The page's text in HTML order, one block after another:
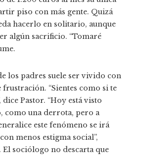
piso con más gente. Quizá
hacerlo en solitario, aunque
algún sacrificio. “Tomaré
los padres suele ser vivido con
frustración. “Sientes como si te
dice Pastor. “Hoy está visto
como una derrota, pero a
este fenómeno se irá
menos estigma social”,
sociólogo no descarta que